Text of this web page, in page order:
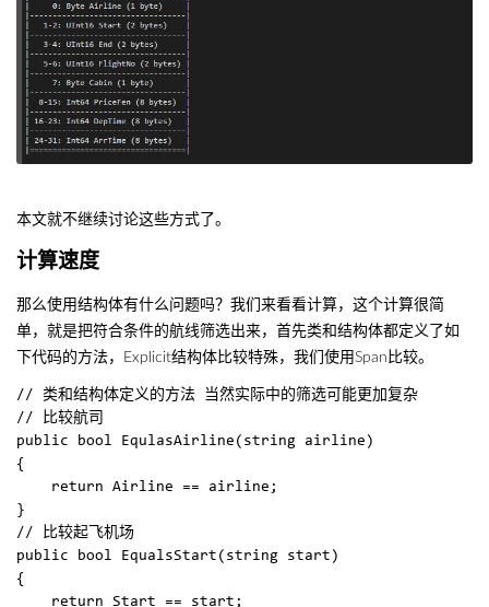
本文就不继续讨论这些方式了。
计算速度
那么使用结构体有什么问题吗？我们来看看计算，这个计算很简
单，就是把符合条件的航线筛选出来，首先类和结构体都定义了如
下代码的方法，Explicit结构体比较特殊，我们使用Span比较。
// 类和结构体定义的方法 当然实际中的筛选可能更加复杂
// 比较航司
public bool EqulasAirline(string airline)
{
    return Airline == airline;
}
// 比较起飞机场
public bool EqualsStart(string start)
{
    return Start == start;